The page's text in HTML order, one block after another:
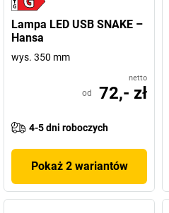
Lampa LED USB SNAKE –
Hansa
wys. 350 mm
netto
od 72,- zł
4-5 dni roboczych
Pokaż 2 wariantów